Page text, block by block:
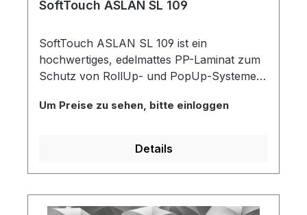
SoftTouch ASLAN SL 109
SoftTouch ASLAN SL 109 ist ein
hochwertiges, edelmattes PP-Laminat zum
Schutz von RollUp- und PopUp-Systemen.
Drucken nicht nur eine edle Haptik,
Farbbrillanz und schützt sie effektiv vor
Oberfläche dieses Laminats werden
störende Reflexionen minimiert, was sie zur
idealen Wahl für Anwendungen in
Um Preise zu sehen, bitte einloggen
Details